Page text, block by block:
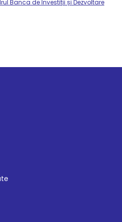
Banca de Investiții și Dezvoltare